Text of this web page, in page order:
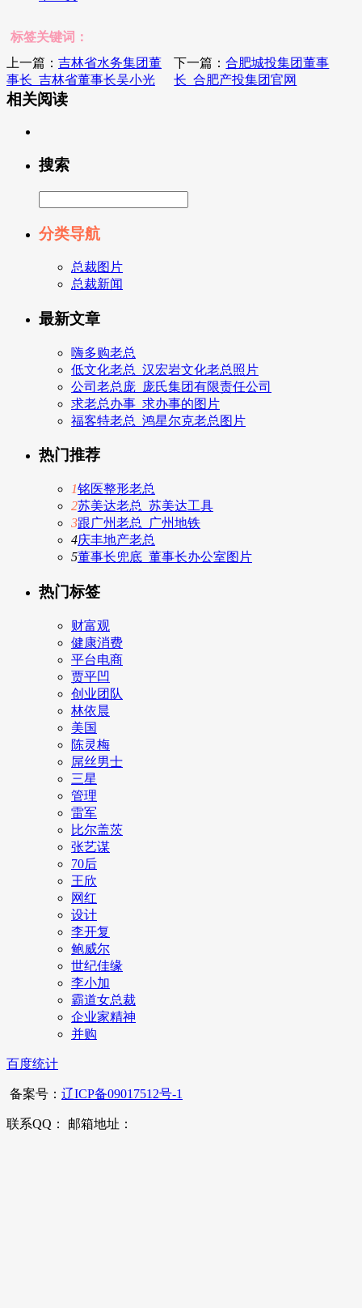
标签关键词：
上一篇： 吉林省水务集团董
事长_吉林省董事长吴小光
下一篇：合肥城投集团董事
长_合肥产投集团官网
相关阅读
搜索
分类导航
总裁图片
总裁新闻
最新文章
嗨多购老总
低文化老总_汉宏岩文化老总照片
公司老总庞_庞氏集团有限责任公司
求老总办事_求办事的图片
福客特老总_鸿星尔克老总图片
热门推荐
1铭医整形老总
2苏美达老总_苏美达工具
3跟广州老总_广州地铁
4庆丰地产老总
5董事长兜底_董事长办公室图片
热门标签
财富观
健康消费
平台电商
贾平凹
创业团队
林依晨
美国
陈灵梅
屌丝男士
三星
管理
雷军
比尔盖茨
张艺谋
70后
王欣
网红
设计
李开复
鲍威尔
世纪佳缘
李小加
霸道女总裁
企业家精神
并购
百度统计
备案号： 辽ICP备09017512号-1
联系QQ： 邮箱地址：